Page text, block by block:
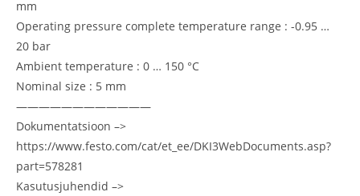
mm
Operating pressure complete temperature range : -0.95 …
20 bar
Ambient temperature : 0 … 150 °C
Nominal size : 5 mm
————————————
Dokumentatsioon –>
https://www.festo.com/cat/et_ee/DKI3WebDocuments.asp?
part=578281
Kasutusjuhendid –>